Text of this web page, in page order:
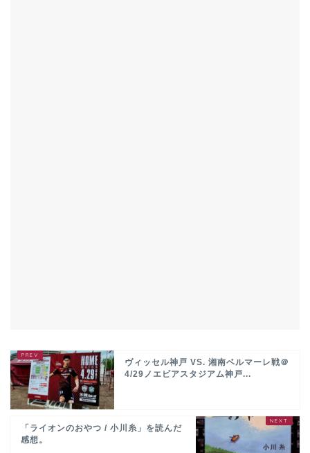
ヴィッセル神戸 VS. 湘南ベルマーレ戦＠
4/29ノエビアスタジアム神戸...
「ライオンのおやつ / 小川糸」を読んだ
感想。